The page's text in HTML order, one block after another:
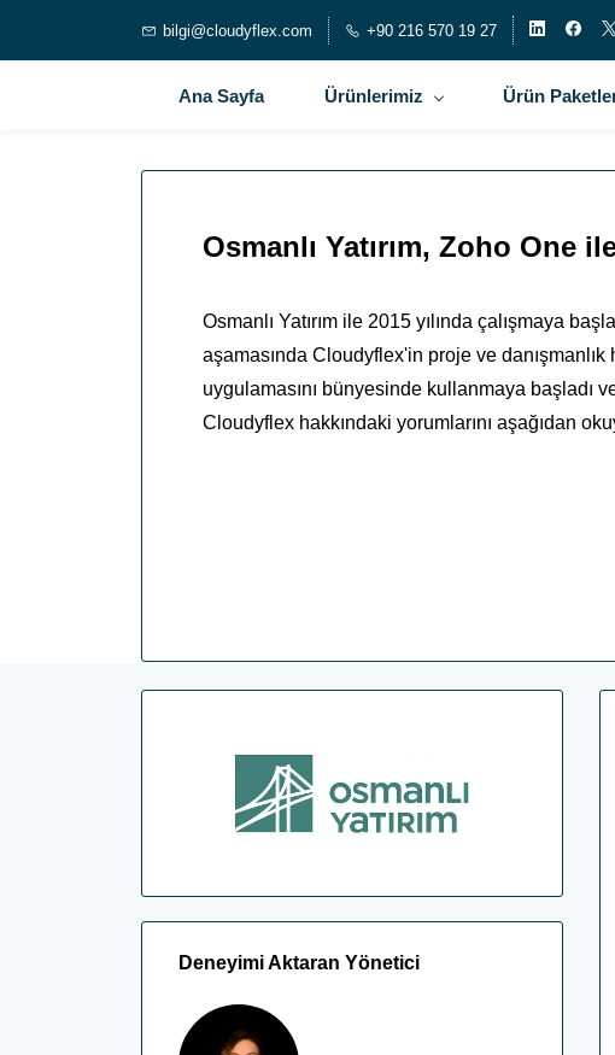
bilgi@cloudyflex.com +90 216 570 19 27
Ana Sayfa Ürünlerimiz Ürün
Osmanlı Yatırım, Zoho
Osmanlı Yatırım ile 2015 yılında çalışmaya
aşamasında Cloudyflex'in proje ve danışmanlık
uygulamasını bünyesinde kullanmaya başladı
Cloudyflex hakkındaki yorumlarını aşağıdan
Deneyimi Aktaran Yönetici